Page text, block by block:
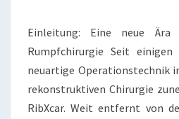
Einleitung: Eine neue
Rumpfchirurgie Seit
neuartige Operationstechnik
rekonstruktiven Chirurgie
RibXcar. Weit entfernt von